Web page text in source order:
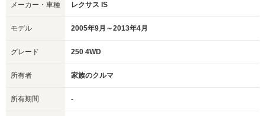
メーカー・車種 レクサス IS
モデル 2005年9月～2013年4月
グレード 250 4WD
所有者 家族のクルマ
所有期間 -